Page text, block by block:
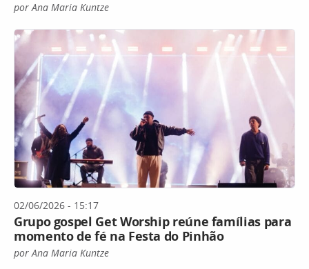
por Ana Maria Kuntze
02/06/2026 - 15:17
Grupo gospel Get Worship reúne famílias para
momento de fé na Festa do Pinhão
por Ana Maria Kuntze